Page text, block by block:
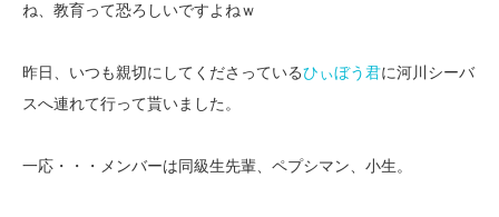
ね、教育って恐ろしいですよねｗ
昨日、いつも親切にしてくださっているひぃぼう君に河川シーバ
スへ連れて行って貰いました。
一応・・・メンバーは同級生先輩、ペプシマン、小生。